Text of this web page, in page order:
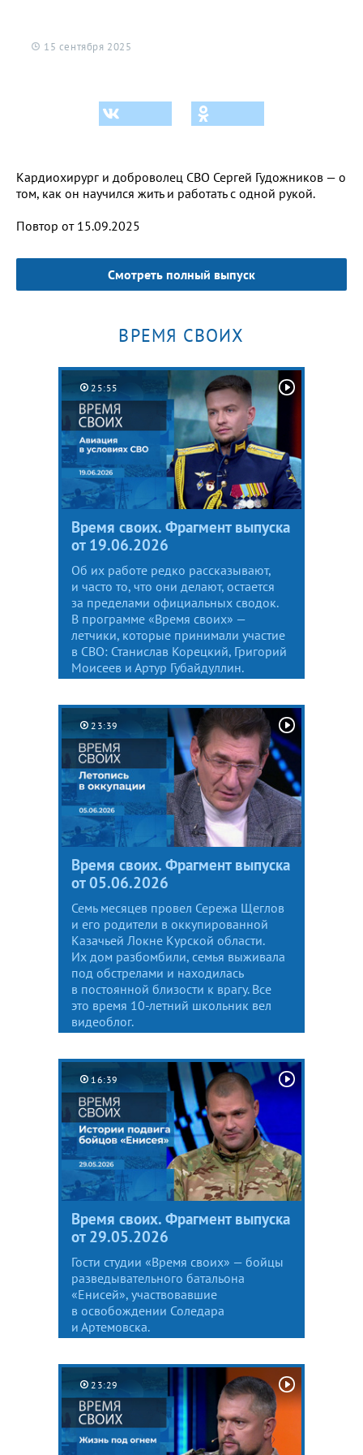
15 сентября 2025
Кардиохирург и доброволец СВО Сергей Гудожников — о
том, как он научился жить и работать с одной рукой.
Повтор от 15.09.2025
Смотреть полный выпуск
ВРЕМЯ СВОИХ
25:55
Время своих. Фрагмент выпуска
от 19.06.2026
Об их работе редко рассказывают,
и часто то, что они делают, остается
за пределами официальных сводок.
В программе «Время своих» —
летчики, которые принимали участие
в СВО: Станислав Корецкий, Григорий
Моисеев и Артур Губайдуллин.
23:39
Время своих. Фрагмент выпуска
от 05.06.2026
Семь месяцев провел Сережа Щеглов
и его родители в оккупированной
Казачьей Локне Курской области.
Их дом разбомбили, семья выживала
под обстрелами и находилась
в постоянной близости к врагу. Все
это время 10-летний школьник вел
видеоблог.
16:39
Время своих. Фрагмент выпуска
от 29.05.2026
Гости студии «Время своих» — бойцы
разведывательного батальона
«Енисей», участвовавшие
в освобождении Соледара
и Артемовска.
23:29